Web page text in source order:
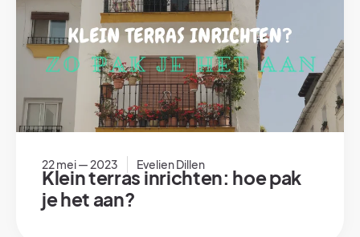
22 mei — 2023 Evelien Dillen
Klein terras inrichten: hoe pak
je het aan?